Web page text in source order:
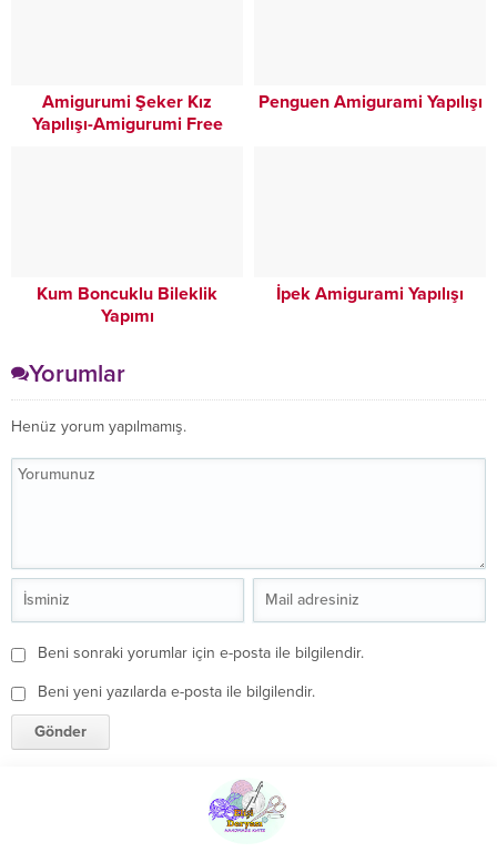
Amigurumi Şeker Kız
Yapılışı-Amigurumi Free
Penguen Amigurami Yapılışı
Kum Boncuklu Bileklik
Yapımı
İpek Amigurami Yapılışı
Yorumlar
Henüz yorum yapılmamış.
Beni sonraki yorumlar için e-posta ile bilgilendir.
Beni yeni yazılarda e-posta ile bilgilendir.